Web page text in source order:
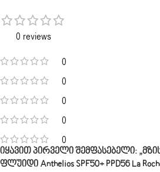
0 reviews
0
0
0
0
0
Იყავით Პირველი Შემფასებელი:
Ფლუიდი Anthelios SPF50+ PPD56 La